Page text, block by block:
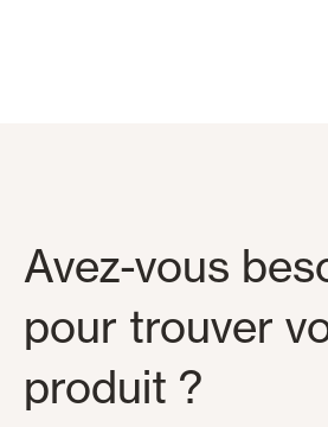
Avez-vous
pour trouver
produit ?